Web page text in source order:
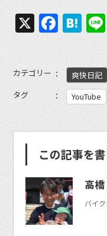
X
カテゴリー 爽快日記
タグ
YouTube
この記事を
高
バイ